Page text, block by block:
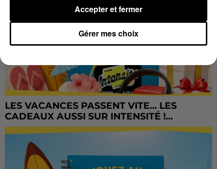
LES VACANCES PASSENT VITE... LES
CADEAUX AUSSI SUR INTENSITÉ !...
Gérer mes choix
Accepter et fermer